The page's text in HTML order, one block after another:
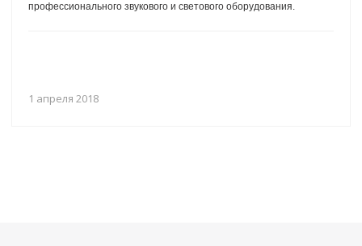
профессионального звукового и светового оборудования.
1 апреля 2018